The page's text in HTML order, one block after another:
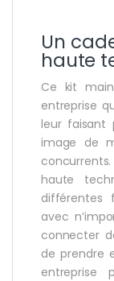
Un
haute
Ce kit
entreprise
leur faisant
image de
haute
différentes
avec
connecter
de prendre
entreprise